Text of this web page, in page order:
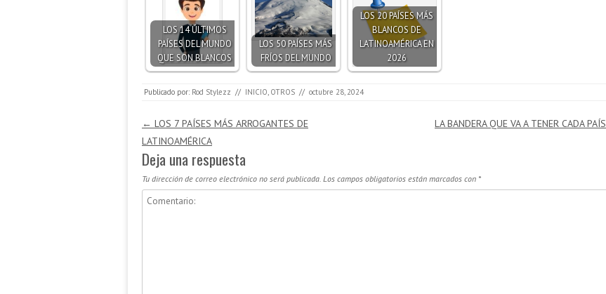
LOS 14 ÚLTIMOS
PAÍSES DEL MUNDO
QUE SON BLANCOS
LOS 50 PAÍSES MÁS
FRÍOS DEL MUNDO
LOS 20 PAÍSES MÁS
BLANCOS DE
LATINOAMÉRICA EN
2026
Publicado por: Rod Stylezz // INICIO OTROS // octubre 28, 2024
Navegación de entradas
← LOS 7 PAÍSES MÁS ARROGANTES DE
LATINOAMÉRICA
LA BANDERA QUE VA A TENER CADA PAÍS
Deja una respuesta
Tu dirección de correo electrónico no será publicada. Los campos obligatorios están marcados con *